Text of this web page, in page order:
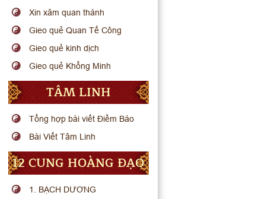
Xin xăm quan thánh
Gieo quẻ Quan Tế Công
Gieo quẻ kinh dịch
Gieo quẻ Khổng Minh
TÂM LINH
Tổng hợp bài viết Điềm Báo
Bài Viết Tâm Linh
12 CUNG HOÀNG ĐẠO
1. BẠCH DƯƠNG